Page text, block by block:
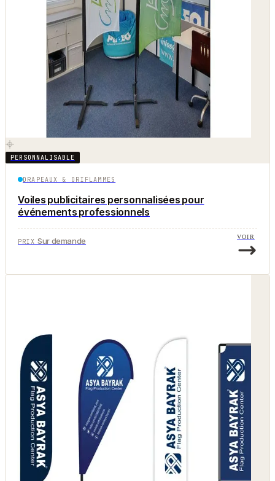
PERSONNALISABLE
DRAPEAUX & ORIFLAMMES
Voiles publicitaires personnalisées pour
événements professionnels
PRIX Sur demande VOIR